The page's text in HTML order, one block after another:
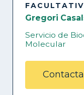
Gregori
Servicio de
Molecular